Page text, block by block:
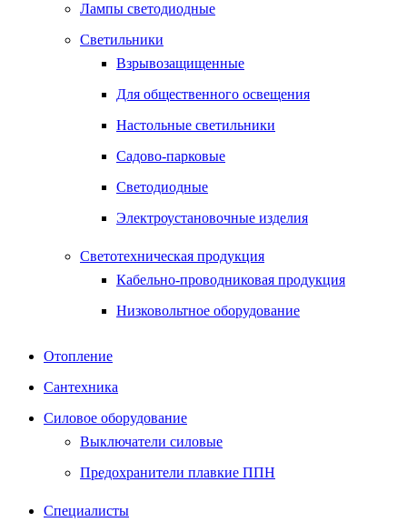
Лампы светодиодные
Светильники
Взрывозащищенные
Для общественного освещения
Настольные светильники
Садово-парковые
Светодиодные
Электроустановочные изделия
Светотехническая продукция
Кабельно-проводниковая продукция
Низковольтное оборудование
Отопление
Сантехника
Силовое оборудование
Выключатели силовые
Предохранители плавкие ППН
Специалисты